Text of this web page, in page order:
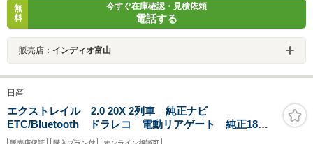
無
料
今すぐ在庫確認・見積依頼
電話する
販売店： インディオ富山
日産
エクストレイル 2.0 20X 2列車 純正ナビ
ETC/Bluetooth ドラレコ 電動リアゲート 純正18イ
ンチアルミ インテリジェントエマージェンシーブレー